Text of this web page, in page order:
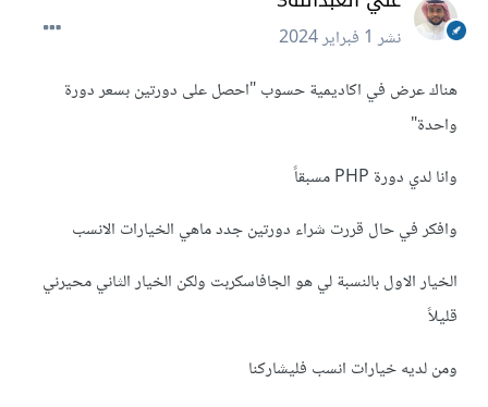
نشر1 فبراير 2024
هناك عرض في اكاديمية حسوب "احصل على دورتين بسعر دورة
واحدة"
وانا لدي دورة PHP مسبقاً
وافكر في حال قررت شراء دورتين جدد ماهي الخيارات الانسب
الخيار الاول بالنسبة لي هو الجافاسكربت ولكن الخيار الثاني محيرني
قليلاً
ومن لديه خيارات انسب فليشاركنا